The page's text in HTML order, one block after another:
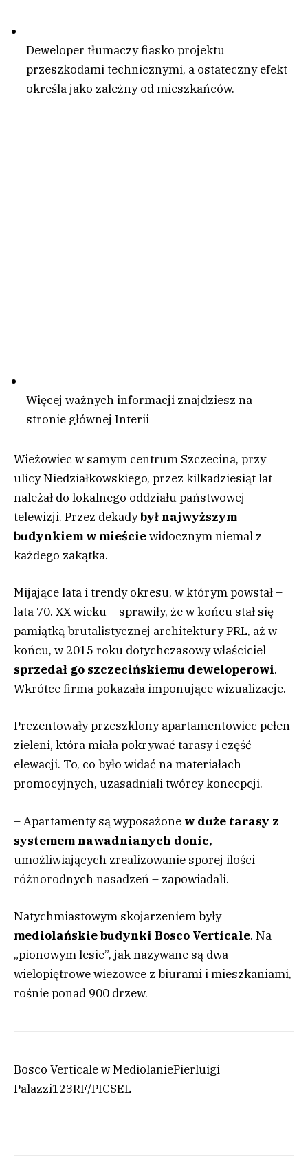
Deweloper tłumaczy fiasko projektu
przeszkodami technicznymi, a ostateczny efekt
określa jako zależny od mieszkańców.
Więcej ważnych informacji znajdziesz na
stronie głównej Interii
Wieżowiec w samym centrum Szczecina, przy
ulicy Niedziałkowskiego, przez kilkadziesiąt lat
należał do lokalnego oddziału państwowej
telewizji. Przez dekadybył najwyższym
budynkiem w mieściewidocznym niemal z
każdego zakątka.
Mijające lata i trendy okresu, w którym powstał –
lata 70. XX wieku – sprawiły, że w końcu stał się
pamiątką brutalistycznej architektury PRL, aż w
końcu, w 2015 roku dotychczasowy właściciel
sprzedał go szczecińskiemu deweloperowi.
Wkrótce firma pokazała imponujące wizualizacje.
Prezentowały przeszklony apartamentowiec pełen
zieleni, która miała pokrywać tarasy i część
elewacji. To, co było widać na materiałach
promocyjnych, uzasadniali twórcy koncepcji.
– Apartamenty są wyposażone w duże tarasy z
systemem nawadnianych donic,
umożliwiających zrealizowanie sporej ilości
różnorodnych nasadzeń – zapowiadali.
Natychmiastowym skojarzeniem były
mediolańskie budynki Bosco Verticale. Na
„pionowym lesie”, jak nazywane są dwa
wielopiętrowe wieżowce z biurami i mieszkaniami,
rośnie ponad 900 drzew.
Bosco Verticale w MediolaniePierluigi
Palazzi123RF/PICSEL